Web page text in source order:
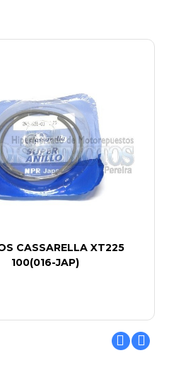
CASSARELLA XT225
100(016-JAP)